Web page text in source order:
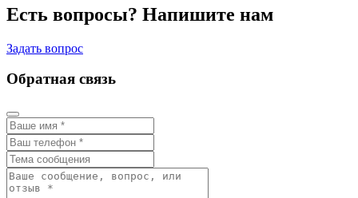
Есть вопросы? Напишите нам
Задать вопрос
Обратная связь